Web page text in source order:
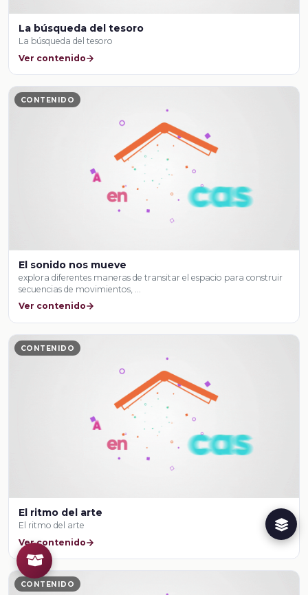
La búsqueda del tesoro
La búsqueda del tesoro
Ver contenido
CONTENIDO
El sonido nos mueve
explora diferentes maneras de transitar el espacio para construir
secuencias de movimientos, …
Ver contenido
CONTENIDO
El ritmo del arte
El ritmo del arte
Ver contenido
CONTENIDO